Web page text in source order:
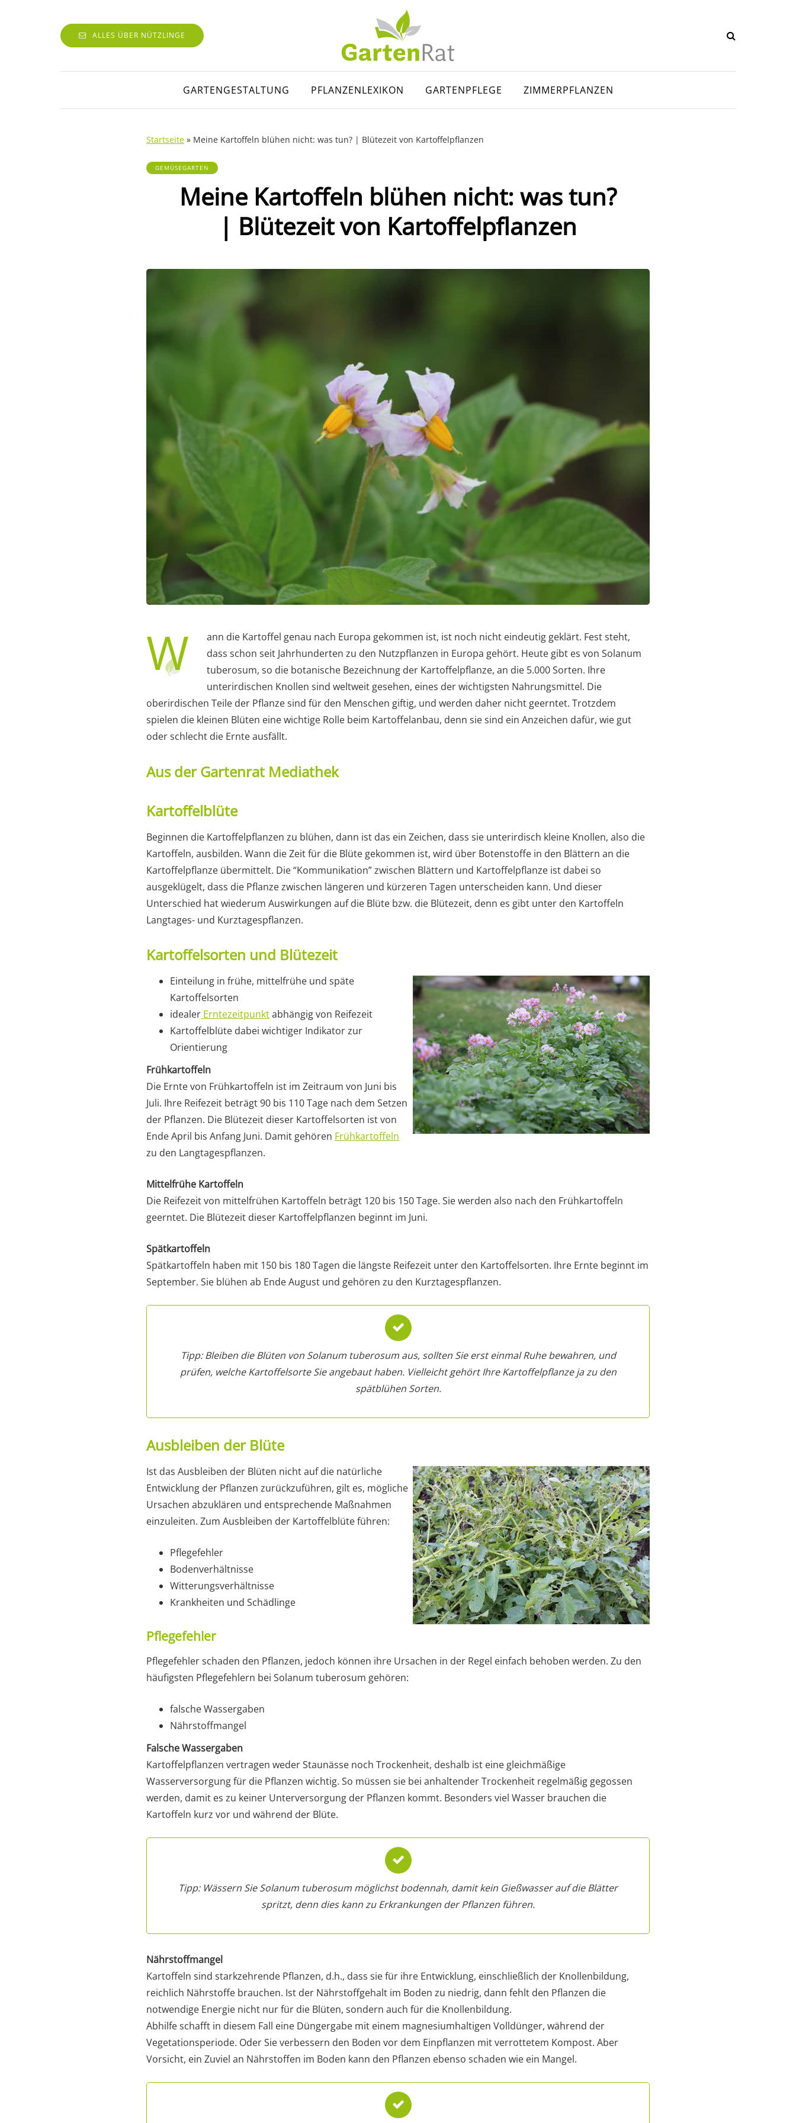
ALLES ÜBER NÜTZLINGE
GARTENGESTALTUNG PFLANZENLEXIKON GARTENPFLEGE ZIMMERPFLANZEN
Startseite » Meine Kartoffeln blühen nicht: was tun? | Blütezeit von Kartoffelpflanzen
GEMÜSEGARTEN
Meine Kartoffeln blühen nicht: was tun?
| Blütezeit von Kartoffelpflanzen
W
ann die Kartoffel genau nach Europa gekommen ist, ist noch nicht eindeutig geklärt. Fest steht,
dass schon seit Jahrhunderten zu den Nutzpflanzen in Europa gehört. Heute gibt es von Solanum
tuberosum, so die botanische Bezeichnung der Kartoffelpflanze, an die 5.000 Sorten. Ihre
unterirdischen Knollen sind weltweit gesehen, eines der wichtigsten Nahrungsmittel. Die
oberirdischen Teile der Pflanze sind für den Menschen giftig, und werden daher nicht geerntet. Trotzdem
spielen die kleinen Blüten eine wichtige Rolle beim Kartoffelanbau, denn sie sind ein Anzeichen dafür, wie gut
oder schlecht die Ernte ausfällt.
Aus der Gartenrat Mediathek
Kartoffelblüte
Beginnen die Kartoffelpflanzen zu blühen, dann ist das ein Zeichen, dass sie unterirdisch kleine Knollen, also die
Kartoffeln, ausbilden. Wann die Zeit für die Blüte gekommen ist, wird über Botenstoffe in den Blättern an die
Kartoffelpflanze übermittelt. Die “Kommunikation” zwischen Blättern und Kartoffelpflanze ist dabei so
ausgeklügelt, dass die Pflanze zwischen längeren und kürzeren Tagen unterscheiden kann. Und dieser
Unterschied hat wiederum Auswirkungen auf die Blüte bzw. die Blütezeit, denn es gibt unter den Kartoffeln
Langtages- und Kurztagespflanzen.
Kartoffelsorten und Blütezeit
Einteilung in frühe, mittelfrühe und späte
Kartoffelsorten
idealer Erntezeitpunktabhängig von Reifezeit
Kartoffelblüte dabei wichtiger Indikator zur
Orientierung
Frühkartoffeln
Die Ernte von Frühkartoffeln ist im Zeitraum von Juni bis
Juli. Ihre Reifezeit beträgt 90 bis 110 Tage nach dem Setzen
der Pflanzen. Die Blütezeit dieser Kartoffelsorten ist von
Ende April bis Anfang Juni. Damit gehören Frühkartoffeln
zu den Langtagespflanzen.
Mittelfrühe Kartoffeln
Die Reifezeit von mittelfrühen Kartoffeln beträgt 120 bis 150 Tage. Sie werden also nach den Frühkartoffeln
geerntet. Die Blütezeit dieser Kartoffelpflanzen beginnt im Juni.
Spätkartoffeln
Spätkartoffeln haben mit 150 bis 180 Tagen die längste Reifezeit unter den Kartoffelsorten. Ihre Ernte beginnt im
September. Sie blühen ab Ende August und gehören zu den Kurztagespflanzen.
Tipp: Bleiben die Blüten von Solanum tuberosum aus, sollten Sie erst einmal Ruhe bewahren, und
prüfen, welche Kartoffelsorte Sie angebaut haben. Vielleicht gehört Ihre Kartoffelpflanze ja zu den
spätblühen Sorten.
Ausbleiben der Blüte
Ist das Ausbleiben der Blüten nicht auf die natürliche
Entwicklung der Pflanzen zurückzuführen, gilt es, mögliche
Ursachen abzuklären und entsprechende Maßnahmen
einzuleiten. Zum Ausbleiben der Kartoffelblüte führen:
Pflegefehler
Bodenverhältnisse
Witterungsverhältnisse
Krankheiten und Schädlinge
Pflegefehler
Pflegefehler schaden den Pflanzen, jedoch können ihre Ursachen in der Regel einfach behoben werden. Zu den
häufigsten Pflegefehlern bei Solanum tuberosum gehören:
falsche Wassergaben
Nährstoffmangel
Falsche Wassergaben
Kartoffelpflanzen vertragen weder Staunässe noch Trockenheit, deshalb ist eine gleichmäßige
Wasserversorgung für die Pflanzen wichtig. So müssen sie bei anhaltender Trockenheit regelmäßig gegossen
werden, damit es zu keiner Unterversorgung der Pflanzen kommt. Besonders viel Wasser brauchen die
Kartoffeln kurz vor und während der Blüte.
Tipp: Wässern Sie Solanum tuberosum möglichst bodennah, damit kein Gießwasser auf die Blätter
spritzt, denn dies kann zu Erkrankungen der Pflanzen führen.
Nährstoffmangel
Kartoffeln sind starkzehrende Pflanzen, d.h., dass sie für ihre Entwicklung, einschließlich der Knollenbildung,
reichlich Nährstoffe brauchen. Ist der Nährstoffgehalt im Boden zu niedrig, dann fehlt den Pflanzen die
notwendige Energie nicht nur für die Blüten, sondern auch für die Knollenbildung.
Abhilfe schafft in diesem Fall eine Düngergabe mit einem magnesiumhaltigen Volldünger, während der
Vegetationsperiode. Oder Sie verbessern den Boden vor dem Einpflanzen mit verrottetem Kompost. Aber
Vorsicht, ein Zuviel an Nährstoffen im Boden kann den Pflanzen ebenso schaden wie ein Mangel.